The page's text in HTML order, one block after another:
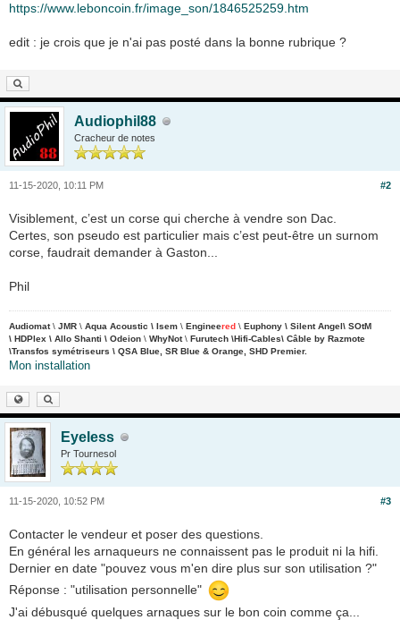
https://www.leboncoin.fr/image_son/1846525259.htm
edit : je crois que je n'ai pas posté dans la bonne rubrique ?
Audiophil88
Cracheur de notes
#2
11-15-2020, 10:11 PM
Visiblement, c’est un corse qui cherche à vendre son Dac.
Certes, son pseudo est particulier mais c’est peut-être un surnom
corse, faudrait demander à Gaston...
Phil
Audiomat\ JMR \ Aqua Acoustic \ Isem \ Engineered \ Euphony \ Silent Angel\ SOtM
\ HDPlex \ Allo Shanti \ Odeion \ WhyNot\ Furutech \Hifi-Cables\ Câble by Razmote
\Transfos symétriseurs \ QSA Blue, SR Blue & Orange, SHD Premier.
Mon installation
Eyeless
Pr Tournesol
#3
11-15-2020, 10:52 PM
Contacter le vendeur et poser des questions.
En général les arnaqueurs ne connaissent pas le produit ni la hifi.
Dernier en date "pouvez vous m'en dire plus sur son utilisation ?"
Réponse : "utilisation personnelle"
J'ai débusqué quelques arnaques sur le bon coin comme ça...